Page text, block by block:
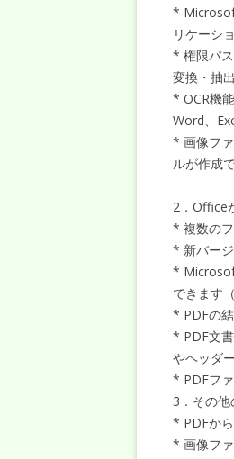
*
リケーシ
* 権限パ
変換・抽
* OCR機
Word、
* 画像フ
ルが作成
2．Office
* 複数の
* 新バー
*
できます
* PDFの
* PDF文
やヘッダ
* PDFフ
3．その
* PDFか
* 画像フ